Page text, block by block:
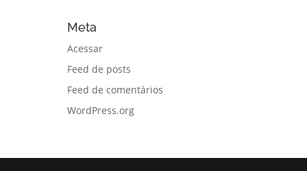
Meta
Acessar
Feed de posts
Feed de comentários
WordPress.org